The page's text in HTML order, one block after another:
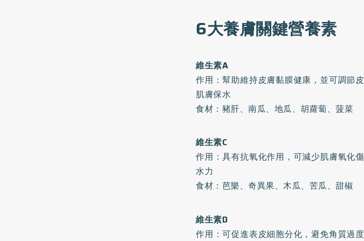
6大養膚關鍵營養素
維生素A
作用：幫助維持皮膚黏膜健康，並可調節
肌膚保水
食材：豬肝、南瓜、地瓜、胡蘿蔔、菠菜
維生素C
作用：具有抗氧化作用，可減少肌膚氧化
水力
食材：芭樂、奇異果、木瓜、苦瓜、甜椒
維生素D
作用：可促進表皮細胞分化，避免角質過